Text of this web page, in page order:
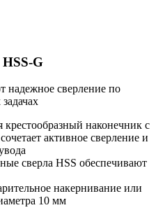
G
надежное сверление по
наконечник с
активное сверление и
сверла HSS обеспечивают
накернивание или
10 мм